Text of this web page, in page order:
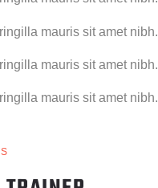
mauris sit amet nibh.
mauris sit amet nibh.
mauris sit amet nibh.